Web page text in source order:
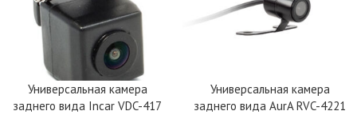
Универсальная камера
заднего вида Incar VDC-417
Универсальная камера
заднего вида AurA RVC-4221